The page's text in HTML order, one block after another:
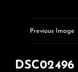
Previous Image
DSC02496